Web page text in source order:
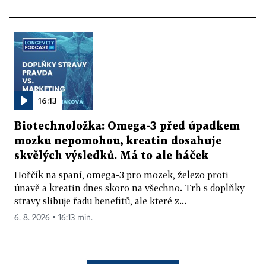
16:13
Biotechnoložka: Omega-3 před úpadkem
mozku nepomohou, kreatin dosahuje
skvělých výsledků. Má to ale háček
Hořčík na spaní, omega-3 pro mozek, železo proti
únavě a kreatin dnes skoro na všechno. Trh s doplňky
stravy slibuje řadu benefitů, ale které z...
6. 8. 2026 ▪ 16:13 min.